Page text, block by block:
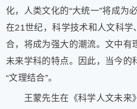
化，人类文化的“大统一”将成为
在21世纪，科学技术和人文科学
合，将成为强大的潮流。文中有
未来学科的特点。因此，当今的
“文理结合”。
王蒙先生在《科学人文未来